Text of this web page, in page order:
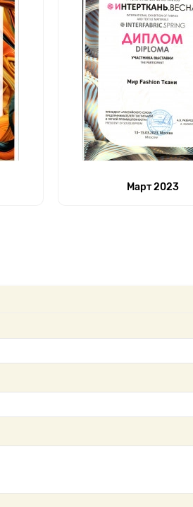
Март 2023